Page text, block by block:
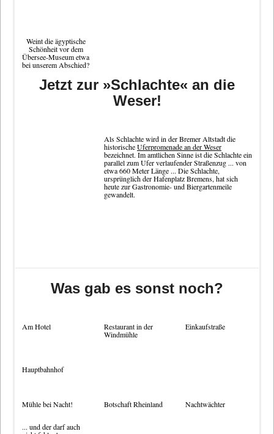
Weint die ägyptische
Schönheit vor dem
Übersee-Museum etwa
bei unserem Abschied?
Jetzt zur »Schlachte« an die
Weser!
Als Schlachte wird in der Bremer Altstadt die
historischeUferpromenade an der Weser
bezeichnet. Im amtlichen Sinne ist die Schlachte ein
parallel zum Ufer verlaufender Straßenzug ... von
etwa 660 Meter Länge ... Die Schlachte,
ursprünglich der Hafenplatz Bremens, hat sich
heute zurGastronomie- und Biergartenmeile
gewandelt.
Was gab es sonst noch?
Am Hotel
Restaurant in der
Windmühle
Einkaufstraße
Hauptbahnhof
Mühle bei Nacht! Botschaft Rheinland Nachtwächter
... und der darf auch